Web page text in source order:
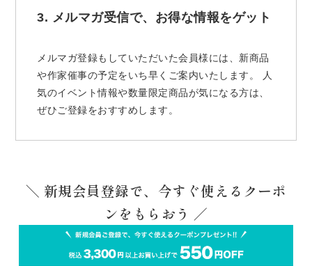
3. メルマガ受信で、お得な情報をゲット
メルマガ登録もしていただいた会員様には、新商品
や作家催事の予定をいち早くご案内いたします。 人
気のイベント情報や数量限定商品が気になる方は、
ぜひご登録をおすすめします。
＼ 新規会員登録で、今すぐ使えるクーポ
ンをもらおう ／